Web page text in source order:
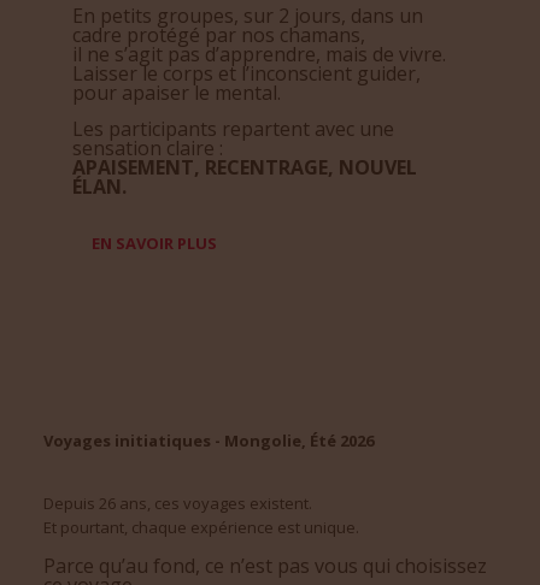
En petits groupes, sur 2 jours, dans un
cadre protégé par nos chamans,
il ne s’agit pas d’apprendre, mais de vivre.
Laisser le corps et l’inconscient guider,
pour apaiser le mental.
Les participants repartent avec une
sensation claire :
APAISEMENT, RECENTRAGE, NOUVEL
ÉLAN.
EN SAVOIR PLUS
Voyages initiatiques - Mongolie, Été 2026
Depuis 26 ans, ces voyages existent.
Et pourtant, chaque expérience est unique.
Parce qu’au fond, ce n’est pas vous qui choisissez